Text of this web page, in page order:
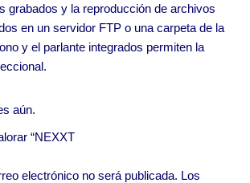
grabados y la reproducción de archivos
en un servidor FTP o una carpeta de la
y el parlante integrados permiten la
aún.
“NEXXT
electrónico no será publicada. Los